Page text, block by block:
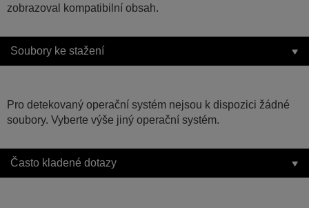
zobrazoval kompatibilní obsah.
Soubory ke stažení
Pro detekovaný operační systém nejsou k dispozici žádné
soubory. Vyberte výše jiný operační systém.
Často kladené dotazy